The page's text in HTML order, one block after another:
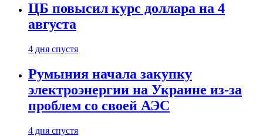
ЦБ повысил курс доллара на 4
августа
4 дня спустя
Румыния начала закупку
электроэнергии на Украине из-за
проблем со своей АЭС
4 дня спустя